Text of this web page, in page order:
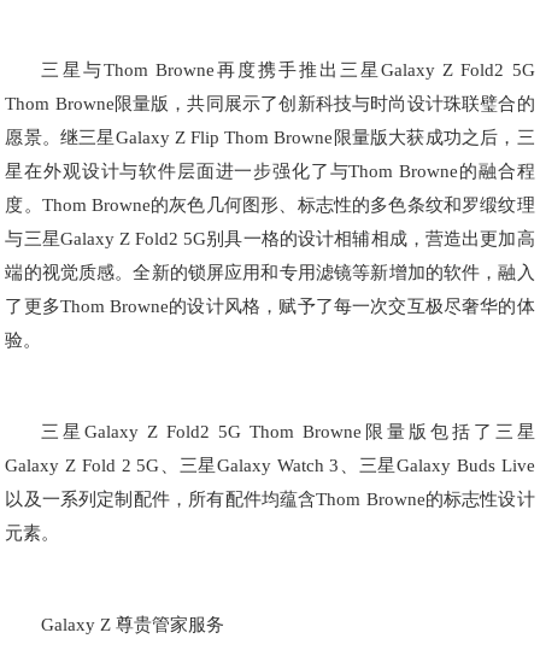
三星与Thom Browne再度携手推出三星Galaxy Z Fold2 5G
Thom Browne限量版，共同展示了创新科技与时尚设计珠联璧合的
愿景。继三星Galaxy Z Flip Thom Browne限量版大获成功之后，三
星在外观设计与软件层面进一步强化了与Thom Browne的融合程
度。Thom Browne的灰色几何图形、标志性的多色条纹和罗缎纹理
与三星Galaxy Z Fold2 5G别具一格的设计相辅相成，营造出更加高
端的视觉质感。全新的锁屏应用和专用滤镜等新增加的软件，融入
了更多Thom Browne的设计风格，赋予了每一次交互极尽奢华的体
验。
三星Galaxy Z Fold2 5G Thom Browne限量版包括了三星
Galaxy Z Fold 2 5G、三星Galaxy Watch 3、三星Galaxy Buds Live
以及一系列定制配件，所有配件均蕴含Thom Browne的标志性设计
元素。
Galaxy Z 尊贵管家服务